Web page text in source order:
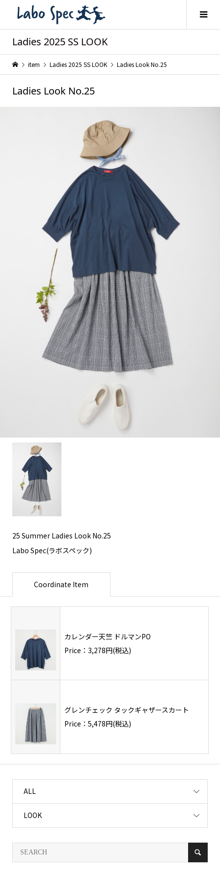
Ladies 2025 SS LOOK
item Ladies 2025 SS LOOK Ladies Look No.25
Ladies Look No.25
25 Summer Ladies Look No.25
Labo Spec(ラボスペック)
Coordinate Item
カレンダー天竺 ドルマンPO
Price：3,278円(税込)
グレンチェック タックギャザースカート
Price：5,478円(税込)
ALL
LOOK